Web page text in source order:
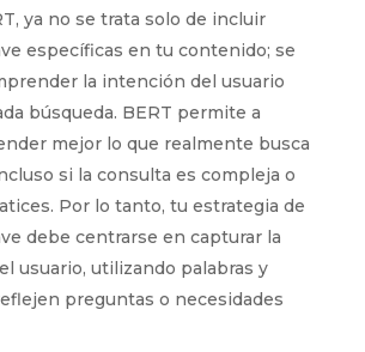
ya no se trata solo de incluir
específicas en tu contenido; se
la intención del usuario
búsqueda. BERT permite a
mejor lo que realmente busca
si la consulta es compleja o
Por lo tanto, tu estrategia de
debe centrarse en capturar la
usuario, utilizando palabras y
preguntas o necesidades